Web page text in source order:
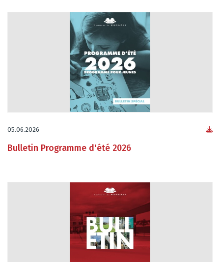
05.06.2026
Bulletin Programme d'été 2026